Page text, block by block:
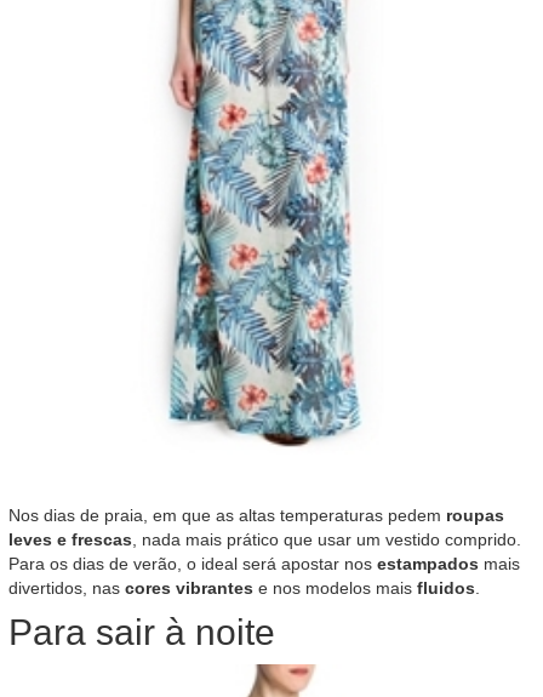
Nos dias de praia, em que as altas temperaturas pedem roupas
leves e frescas , nada mais prático que usar um vestido comprido.
Para os dias de verão, o ideal será apostar nos estampados mais
divertidos, nas cores vibrantes e nos modelos mais fluidos
Para sair à noite